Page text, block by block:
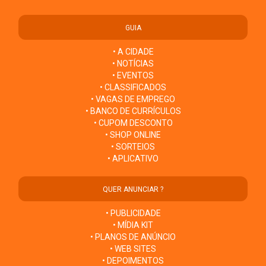
GUIA
• A CIDADE
• NOTÍCIAS
• EVENTOS
• CLASSIFICADOS
• VAGAS DE EMPREGO
• BANCO DE CURRÍCULOS
• CUPOM DESCONTO
• SHOP ONLINE
• SORTEIOS
• APLICATIVO
QUER ANUNCIAR ?
• PUBLICIDADE
• MÍDIA KIT
• PLANOS DE ANÚNCIO
• WEB SITES
• DEPOIMENTOS